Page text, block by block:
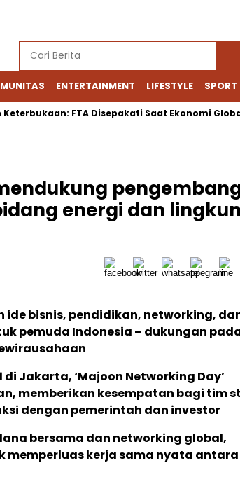
ENTERTAINMENT LIFESTYLE SPORT
FTA Disepakati Saat Ekonomi Global
energi dan
ide bisnis, pendidikan, networking,
pemuda Indonesia – dukungan
di Jakarta, ‘Majoon Networking Day’
memberikan kesempatan bagi tim
dengan pemerintah dan investor
bersama dan networking global,
memperluas kerja sama nyata antara